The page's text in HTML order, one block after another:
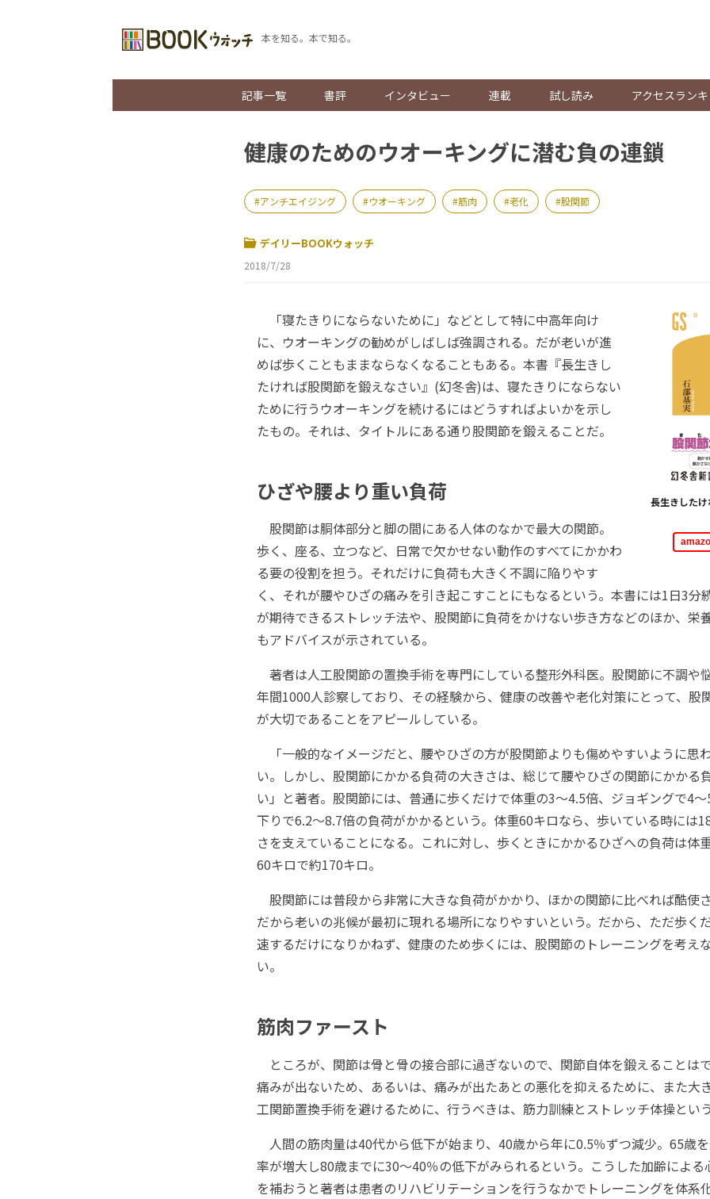
本を知る。本で知る。
記事一覧 書評 インタビュー 連載 試し読み アクセスラン
健康のためのウオーキングに潜む負の連鎖
アンチエイジング ウオーキング 筋肉 老化 股関節
デイリーBOOKウォッチ
2018/7/28
長生きした
「寝たきりにならないために」などとして特に中高年向け
に、ウオーキングの勧めがしばしば強調される。だが老いが進
めば歩くこともままならなくなることもある。本書『長生きし
たければ股関節を鍛えなさい』(幻冬舎)は、寝たきりにならない
ために行うウオーキングを続けるにはどうすればよいかを示し
たもの。それは、タイトルにある通り股関節を鍛えることだ。
ひざや腰より重い負荷
股関節は胴体部分と脚の間にある人体のなかで最大の関節。
歩く、座る、立つなど、日常で欠かせない動作のすべてにかかわ
る要の役割を担う。それだけに負荷も大きく不調に陥りやす
く、それが腰やひざの痛みを引き起こすことにもなるという。本書には1日3分
が期待できるストレッチ法や、股関節に負荷をかけない歩き方などのほか、栄
もアドバイスが示されている。
著者は人工股関節の置換手術を専門にしている整形外科医。股関節に不調や
年間1000人診察しており、その経験から、健康の改善や老化対策にとって、股
が大切であることをアピールしている。
「一般的なイメージだと、腰やひざの方が股関節よりも傷めやすいように思
い。しかし、股関節にかかる負荷の大きさは、総じて腰やひざの関節にかかる
い」と著者。股関節には、普通に歩くだけで体重の3～4.5倍、ジョギングで4
下りで6.2～8.7倍の負荷がかかるという。体重60キロなら、歩いている時には
さを支えていることになる。これに対し、歩くときにかかるひざへの負荷は体
60キロで約170キロ。
股関節には普段から非常に大きな負荷がかかり、ほかの関節に比べれば酷使
だから老いの兆候が最初に現れる場所になりやすいという。だから、ただ歩く
速するだけになりかねず、健康のため歩くには、股関節のトレーニングを考え
い。
筋肉ファースト
ところが、関節は骨と骨の接合部に過ぎないので、関節自体を鍛えることは
痛みが出ないため、あるいは、痛みが出たあとの悪化を抑えるために、また大
工関節置換手術を避けるために、行うべきは、筋力訓練とストレッチ体操という
人間の筋肉量は40代から低下が始まり、40歳から年に0.5％ずつ減少。65歳
率が増大し80歳までに30～40％の低下がみられるという。こうした加齢による
を補おうと著者は患者のリハビリテーションを行うなかでトレーニングを体系